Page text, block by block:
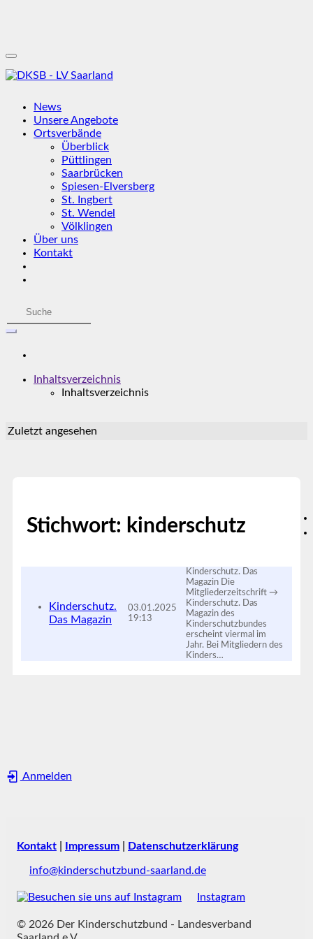
News
Unsere Angebote
Ortsverbände
Überblick
Püttlingen
Saarbrücken
Spiesen-Elversberg
St. Ingbert
St. Wendel
Völklingen
Über uns
Kontakt
Inhaltsverzeichnis
Inhaltsverzeichnis
Zuletzt angesehen
Stichwort: kinderschutz
Kinderschutz.
Das Magazin
03.01.2025
19:13
Kinderschutz. Das
Magazin Die
Mitgliederzeitschrift →
Kinderschutz. Das
Magazin des
Kinderschutzbundes
erscheint viermal im
Jahr. Bei Mitgliedern des
Kinders…
Anmelden
Kontakt Impressum Datenschutzerklärung
info@kinderschutzbund-saarland.de
Instagram
© 2026 Der Kinderschutzbund - Landesverband